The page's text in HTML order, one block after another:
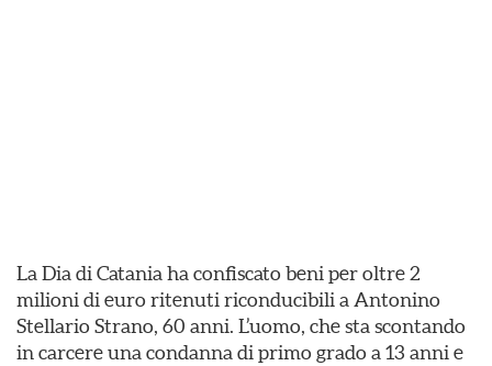
La Dia di Catania ha confiscato beni per oltre 2
milioni di euro ritenuti riconducibili a Antonino
Stellario Strano, 60 anni. L’uomo, che sta scontando
in carcere una condanna di primo grado a 13 anni e